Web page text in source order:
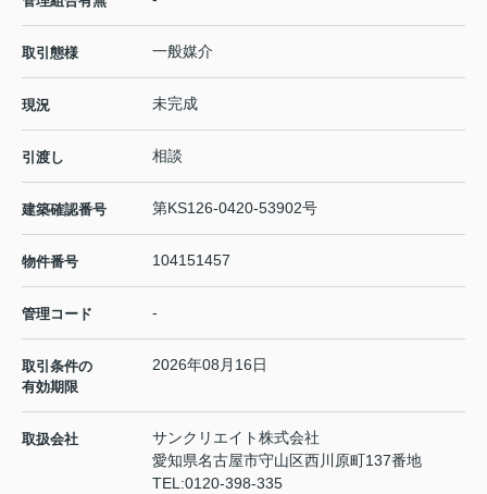
取引態様 一般媒介
現況 未完成
引渡し 相談
建築確認番号 第KS126-0420-53902号
物件番号 104151457
管理コード -
取引条件の
有効期限
2026年08月16日
取扱会社
サンクリエイト株式会社
愛知県名古屋市守山区西川原町137番地
TEL:0120-398-335